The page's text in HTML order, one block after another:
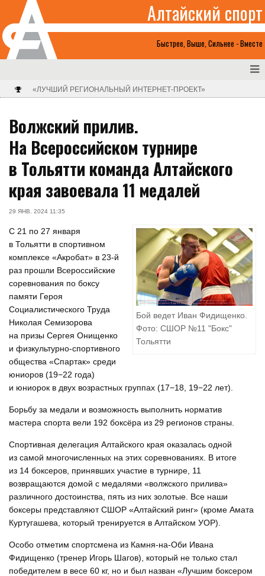
Быстрее, Выше, Сильнее - Вместе
Алтайский спорт
«ЛУЧШИЙ РЕГИОНАЛЬНЫЙ ИНТЕРНЕТ-ПРОЕКТ»
Волжский прилив.
На Всероссийском турнире
в Тольятти команда Алтайского
края завоевала 11 медалей
29 ЯНВ. 2024 11:35
Бой ведет Иван Фидищенко.
Фото: СШОР №11 "Бокс"
Тольятти
С 21 по 27 января
в Тольятти в спортивном
комплексе «Акробат» в 23-й
раз прошли Всероссийские
соревнования по боксу
памяти Героя
Социалистического Труда
Николая Семизорова
на призы Сергея Онищенко
и физкультурно-спортивного
общества «Спартак» среди
юниоров (19−22 года)
и юниорок в двух возрастных группах (17−18, 19−22 лет).
Борьбу за медали и возможность выполнить норматив
мастера спорта вели 192 боксёра из 29 регионов страны.
Спортивная делегация Алтайского края оказалась одной
из самой многочисленных на этих соревнованиях. В итоге
из 14 боксеров, принявших участие в турнире, 11
возвращаются домой с медалями «волжского прилива»
различного достоинства, пять из них золотые. Все наши
боксеры представляют СШОР «Алтайский ринг» (кроме Амата
Куртугашева, который тренируется в Алтайском УОР).
Особо отметим спортсмена из Камня-на-Оби Ивана
Фидищенко (тренер Игорь Шагов), который не только стал
победителем в весе 60 кг, но и был назван «Лучшим боксером